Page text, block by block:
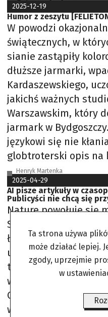
2025-12-19
Humor z zeszytu
W powodzi
świątecznych, w
sianie zastąpiły
dłuższe jarmarki,
Kardaszewskiego,
jakichś ważnych
Warszawskim, który
jarmark w
językowi się nie
globtroterski opis na
Henryk Martenka
2025-04-29
AI pisze artykuły w
Publicyści nie chcą się
Nature powołuje się
Strzeleckiego, który w
łamach Learned
użycie AI w
także w
wskazuje na
Coraz bardziej też
wewnętrzne
Ta strona używa
może działać lepiej.
zgody, uprzejmie
w